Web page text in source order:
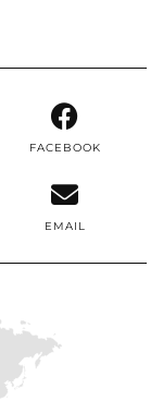
FACEBOOK
EMAIL